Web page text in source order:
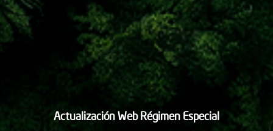
Actualización Web Régimen Especial